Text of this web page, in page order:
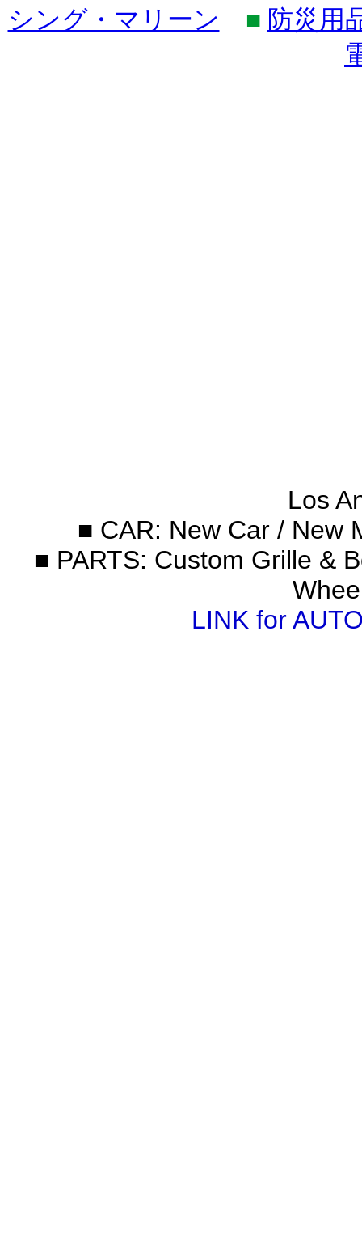
シング・マリーン
■ 防災用
Los
■ CAR: New Car / New
■ PARTS: Custom Grille &
LINK for